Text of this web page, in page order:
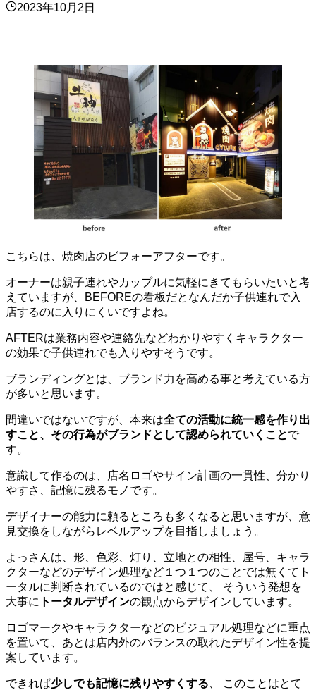
2023年10月2日
こちらは、焼肉店のビフォーアフターです。
オーナーは親子連れやカップルに気軽にきてもらいたいと考
えていますが、BEFOREの看板だとなんだか子供連れで入
店するのに入りにくいですよね。
AFTERは業務内容や連絡先などわかりやすくキャラクター
の効果で子供連れでも入りやすそうです。
ブランディングとは、ブランド力を高める事と考えている方
が多いと思います。
間違いではないですが、本来は全ての活動に統一感を作り出
すこと、その行為がブランドとして認められていくことで
す。
意識して作るのは、店名ロゴやサイン計画の一貫性、分かり
やすさ、記憶に残るモノです。
デザイナーの能力に頼るところも多くなると思いますが、意
見交換をしながらレベルアップを目指しましょう。
よっさんは、形、色彩、灯り、立地との相性、屋号、キャラ
クターなどのデザイン処理など１つ１つのことでは無くてト
ータルに判断されているのではと感じて、 そういう発想を
大事に トータルデザインの観点からデザインしています。
ロゴマークやキャラクターなどのビジュアル処理などに重点
を置いて、あとは店内外のバランスの取れたデザイン性を提
案しています。
できれば少しでも記憶に残りやすくする 、 このことはとて